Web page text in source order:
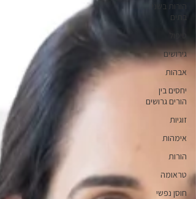
הורות בשני
בתים
גירושים
אבהות
יחסים בין
הורים גרושים
זוגיות
אימהות
הורות
טראומה
חוסן נפשי